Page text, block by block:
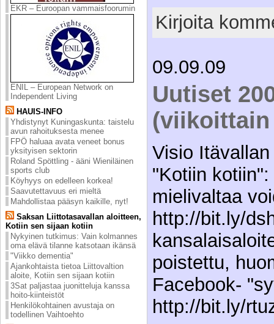
EKR – Euroopan vammaisfoorumin
ENIL – European Network on
Independent Living
HAUIS-INFO
Yhdistynyt Kuningaskunta: taistelu
avun rahoituksesta menee
FPÖ haluaa avata veneet bonus
yksityisen sektorin
Roland Spöttling - ääni Wieniläinen
sports club
Köyhyys on edelleen korkea!
Saavutettavuus eri mieltä
Mahdollistaa pääsyn kaikille, nyt!
Saksan Liittotasavallan aloitteen,
Kotiin sen sijaan kotiin
Nykyinen tutkimus: Vain kolmannes
oma elävä tilanne katsotaan ikänsä
"Viikko dementia"
Ajankohtaista tietoa Liittovaltion
aloite, Kotiin sen sijaan kotiin
3Sat paljastaa juonitteluja kanssa
hoito-kiinteistöt
Henkilökohtainen avustaja on
todellinen Vaihtoehto
Kirjoita
09.09.09
Uutiset
Visio
"Kotiin
mielivaltaa
http://bit.ly/
poistettu,
Facebook-
http://bit.ly/